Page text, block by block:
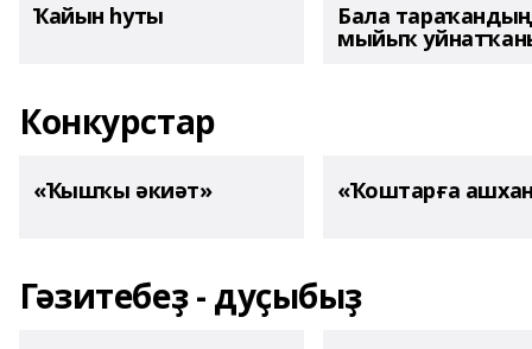
Ҡайын һуты Бала тараҡандың
мыйыҡ
Конкурстар
«Ҡышҡы әкиәт» «Ҡоштарға
Гәзитебеҙ - дуҫыбыҙ